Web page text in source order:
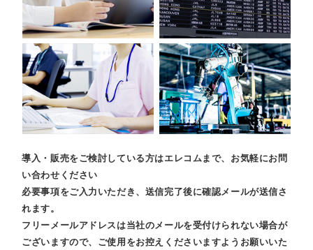
導入・販売をご検討している方はエレコムまで、お気軽にお問
い合わせください
必要事項をご入力いただき、送信完了後に確認メールが送信さ
れます。
フリーメールアドレスは当社のメールを受付けられない場合が
ございますので、ご使用をお控えくださいますようお願いいた